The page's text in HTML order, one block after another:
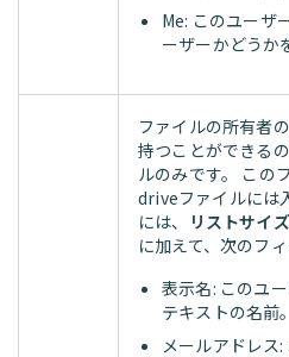
Me: このユーザ
ーザーかどうか
ファイルの所有者
持つことができる
ルのみです。 この
driveファイルには
には、
リストサイズ
に加えて、次のフ
表示名: このユ
テキストの名前。
メールアドレス